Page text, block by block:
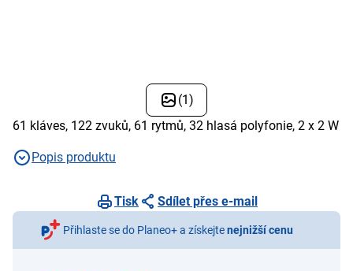
(1)
61 kláves, 122 zvuků, 61 rytmů, 32 hlasá polyfonie, 2 x 2 W
Popis produktu
Tisk Sdílet přes e-mail
Přihlaste se do Planeo+ a získejtenejnižší cenu